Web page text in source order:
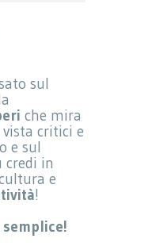
sul
che mira
critici e
e sul
credi in
e
!